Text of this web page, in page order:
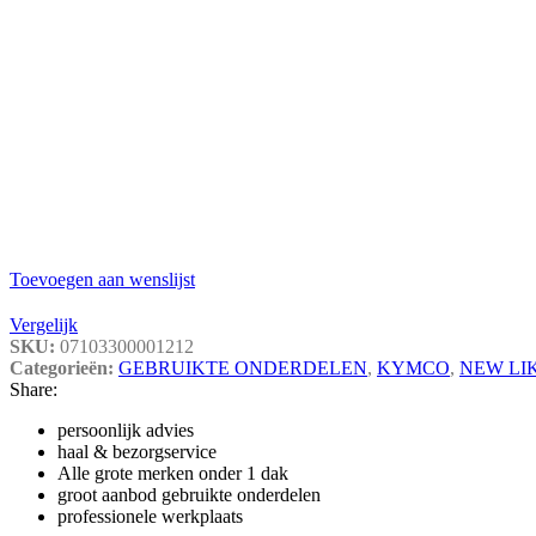
Toevoegen aan wenslijst
Vergelijk
SKU: 07103300001212
Categorieën: GEBRUIKTE ONDERDELEN, KYMCO, NEW
Share:
persoonlijk advies
haal & bezorgservice
Alle grote merken onder 1 dak
groot aanbod gebruikte onderdelen
professionele werkplaats